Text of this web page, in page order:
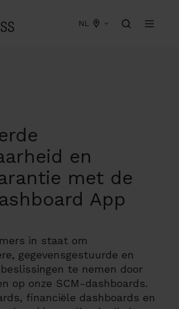
NL
en
met de
App
in staat om
gegevensgestuurde en
te nemen door
op onze SCM-dashboards.
financiële dashboards en